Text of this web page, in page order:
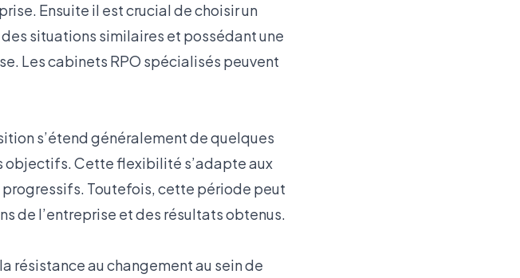
Ensuite il est crucial de choisir un
situations similaires et possédant une
Les cabinets RPO spécialisés peuvent
s’étend généralement de quelques
objectifs. Cette flexibilité s’adapte aux
Toutefois, cette période peut
de l’entreprise et des résultats obtenus.
résistance au changement au sein de